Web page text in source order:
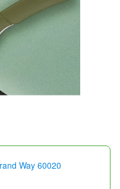
Way 60020